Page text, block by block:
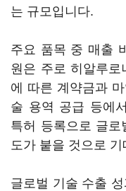
는 규모입니다.
주요 품목 중 매출
원은 주로 히알루
에 따른 계약금과
술 용역 공급 등에
특허 등록으로 글
도가 붙을 것으로
글로벌 기술 수출